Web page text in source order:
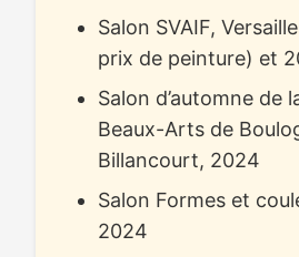
Salon SVAIF,
prix de peinture) et
Salon d’automne de
Beaux-Arts de
Billancourt, 2024
Salon Formes et
2024